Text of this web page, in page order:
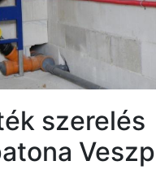
szerelés